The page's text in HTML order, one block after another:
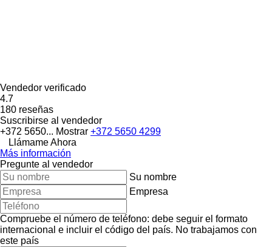
Vendedor verificado
4.7
180 reseñas
Suscribirse al vendedor
+372 5650... Mostrar +372 5650 4299
Llámame Ahora
Más información
Pregunte al vendedor
Su nombre
Empresa
Compruebe el número de teléfono: debe seguir el formato
internacional e incluir el código del país. No trabajamos con
este país